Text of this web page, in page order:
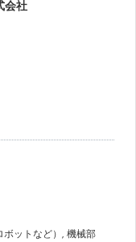
会社
ットなど） , 機械部